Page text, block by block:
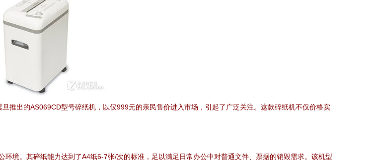
推出的AS069CD型号碎纸机，以仅999元的亲民售价进入市场，引起了广泛关注。这款碎纸机不仅价格实
境。其碎纸能力达到了A4纸6-7张/次的标准，足以满足日常办公中对普通文件、票据的销毁需求。该机型